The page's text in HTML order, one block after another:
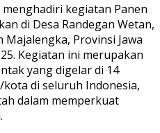
kegiatan Panen
di Desa Randegan Wetan,
Majalengka, Provinsi Jawa
Kegiatan ini merupakan
yang digelar di 14
di seluruh Indonesia,
dalam memperkuat